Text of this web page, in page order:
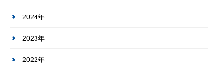
2024年
2023年
2022年